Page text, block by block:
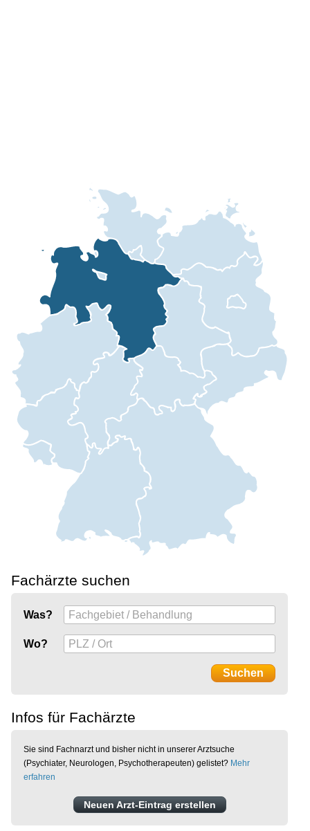
Fachärzte suchen
Was?
Wo?
Infos für Fachärzte
Sie sind Fachnarzt und bisher nicht in unserer Arztsuche
(Psychiater, Neurologen, Psychotherapeuten) gelistet? Mehr
erfahren
Neuen Arzt-Eintrag erstellen